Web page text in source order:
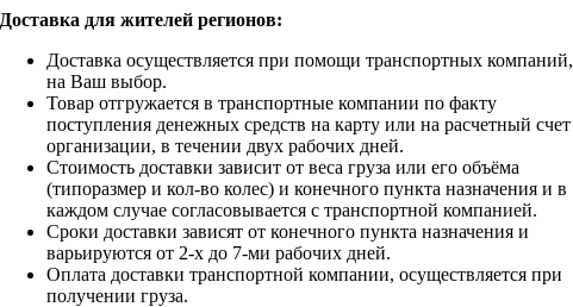
Доставка для жителей регионов:
Доставка осуществляется при помощи транспортных компаний,
на Ваш выбор.
Товар отгружается в транспортные компании по факту
поступления денежных средств на карту или на расчетный счет
организации, в течении двух рабочих дней.
Стоимость доставки зависит от веса груза или его объёма
(типоразмер и кол-во колес) и конечного пункта назначения и в
каждом случае согласовывается с транспортной компанией.
Сроки доставки зависят от конечного пункта назначения и
варьируются от 2-х до 7-ми рабочих дней.
Оплата доставки транспортной компании, осуществляется при
получении груза.